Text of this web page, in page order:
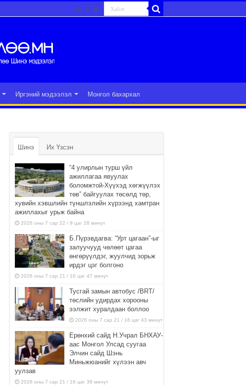
Иргэний мэдээлэл Монгол бахархал
Шинэ Их Үзсэн
“4 улирлын турш үйл
ажиллагаа явуулах
боломжтой-Хүүхэд хөгжүүлэх
төв” байгуулах төсөлд төр,
хувийн хэвшлийн түншлэлийн хүрээнд хамтран
ажиллахыг урьж байна
2026 оны 7 сар 22 / 9 цаг 28 минут
Б.Пүрэвдагва: “Урт цагаан”-ыг
залуучууд чөлөөт цагаа
өнгөрүүлдэг, жуулчид зорьж
ирдэг цэг болгоно
2026 оны 7 сар 21 / 16 цаг 47 минут
Тусгай замын автобус /BRT/
төслийн удирдах хорооны
ээлжит хуралдаан боллоо
2026 оны 7 сар 21 / 16 цаг 43 минут
Ерөнхий сайд Н.Учрал БНХАУ-
аас Монгол Улсад суугаа
Элчин сайд Шэнь
Миньжюанийг хүлээн авч
уулзав
2026 оны 7 сар 21 / 16 цаг 39 минут